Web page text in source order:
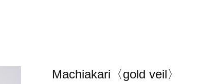
Machiakari〈gold veil〉